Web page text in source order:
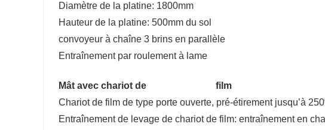
Diamètre de la platine: 1800mm
Hauteur de la platine: 500mm du sol
convoyeur à chaîne 3 brins en parallèle
Entraînement par roulement à lame
Mât avec chariot de film
Chariot de film de type porte ouverte, pré-étirement jusqu’à
Entraînement de levage de chariot de film: entraînement en